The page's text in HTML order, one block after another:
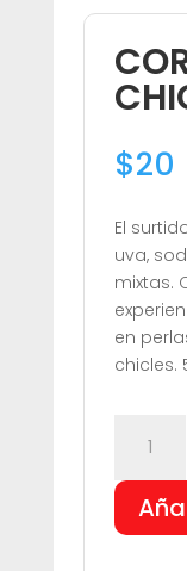
$20
El
uva,
mixtas.
en
chicles.
GUM
GUM
CHICLES